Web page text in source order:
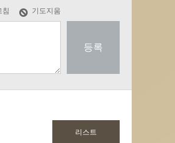
침 기도지움